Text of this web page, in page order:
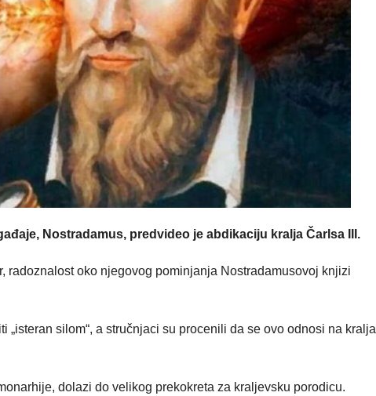
Nostradamus, predvideo je abdikaciju kralja Čarlsa III.
radoznalost oko njegovog pominjanja Nostradamusovoj knjizi
„isteran silom“, a stručnjaci su procenili da se ovo odnosi na kralja
dolazi do velikog prekokreta za kraljevsku porodicu.